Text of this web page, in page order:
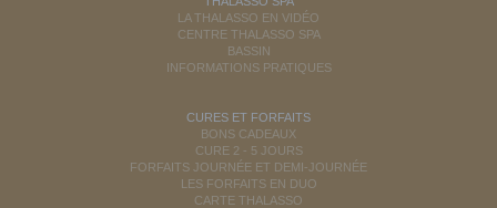
LA THALASSO EN VIDÉO
CENTRE THALASSO SPA
BASSIN
INFORMATIONS PRATIQUES
CURES ET FORFAITS
BONS CADEAUX
CURE 2 - 5 JOURS
FORFAITS JOURNÉE ET DEMI-JOURNÉE
LES FORFAITS EN DUO
CARTE THALASSO